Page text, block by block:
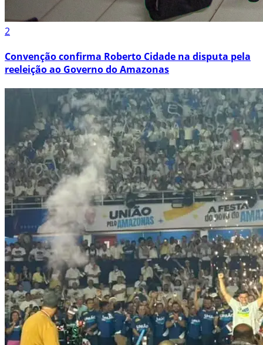
2
Convenção confirma Roberto Cidade na disputa pela
reeleição ao Governo do Amazonas